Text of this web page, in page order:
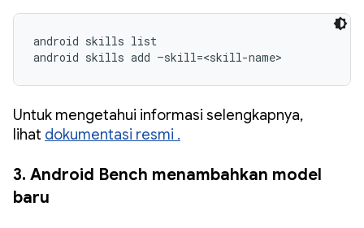
android skills list
android skills add –skill=<skill-name>
Untuk mengetahui informasi selengkapnya,
lihat dokumentasi resmi .
3. Android Bench menambahkan model
baru